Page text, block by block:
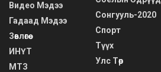
Видео Мэдээ
Гадаад Мэдээ
Зөвлөгөө
ИНҮТ
МТЗ
Сонгууль-2020
Спорт
Түүх
Улс Төр